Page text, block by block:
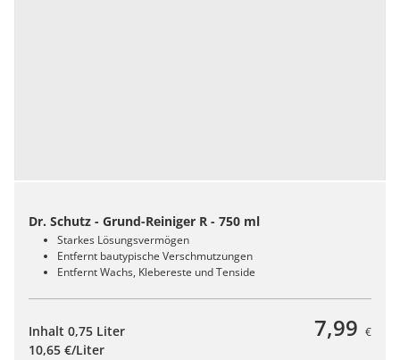
Dr. Schutz - Grund-Reiniger R - 750 ml
Starkes Lösungsvermögen
Entfernt bautypische Verschmutzungen
Entfernt Wachs, Klebereste und Tenside
Inhalt 0,75 Liter
10,65 €/Liter
7,99 €